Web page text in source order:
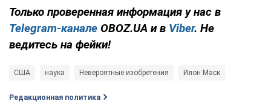
Только проверенная информация у нас в
Telegram-канале OBOZ.UA и в Viber. Не
ведитесь на фейки!
США наука Невероятные изобретения Илон Маск
Редакционная политика